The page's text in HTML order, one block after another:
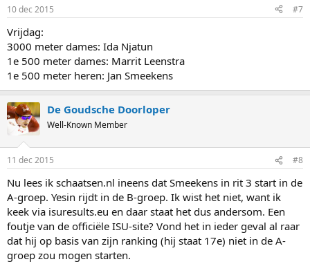
10 dec 2015 #7
Vrijdag:
3000 meter dames: Ida Njatun
1e 500 meter dames: Marrit Leenstra
1e 500 meter heren: Jan Smeekens
De Goudsche Doorloper
Well-Known Member
11 dec 2015 #8
Nu lees ik schaatsen.nl ineens dat Smeekens in rit 3 start in de
A-groep. Yesin rijdt in de B-groep. Ik wist het niet, want ik
keek via isuresults.eu en daar staat het dus andersom. Een
foutje van de officiële ISU-site? Vond het in ieder geval al raar
dat hij op basis van zijn ranking (hij staat 17e) niet in de A-
groep zou mogen starten.